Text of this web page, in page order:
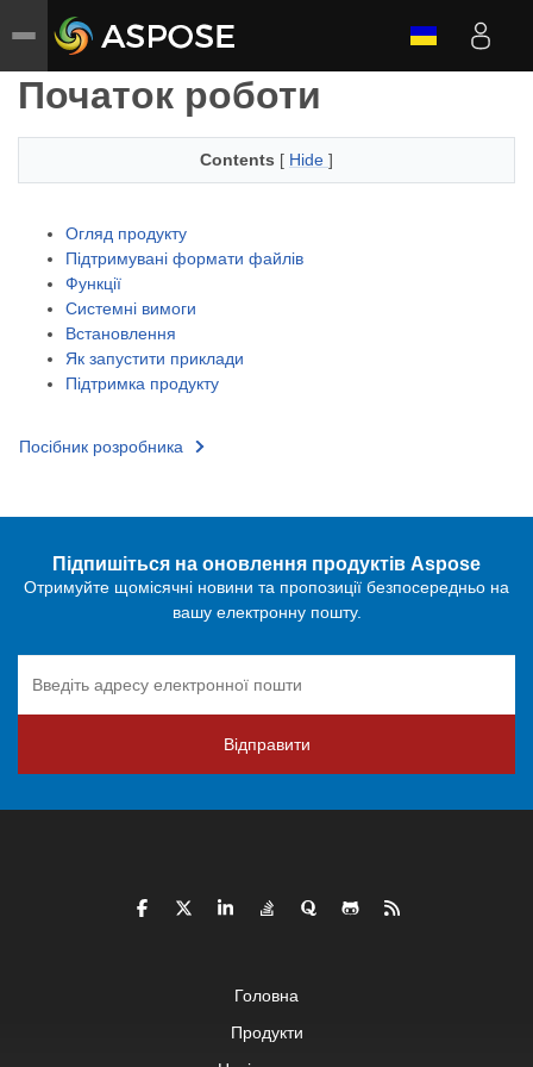
Початок роботи
Contents [ Hide ]
Огляд продукту
Підтримувані формати файлів
Функції
Системні вимоги
Встановлення
Як запустити приклади
Підтримка продукту
Посібник розробника
Підпишіться на оновлення продуктів Aspose
Отримуйте щомісячні новини та пропозиції безпосередньо на
вашу електронну пошту.
Відправити
Головна
Продукти